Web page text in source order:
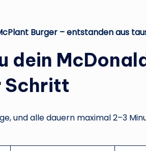
Burger – entstanden aus
dein
Schritt
und alle dauern maximal 2–3